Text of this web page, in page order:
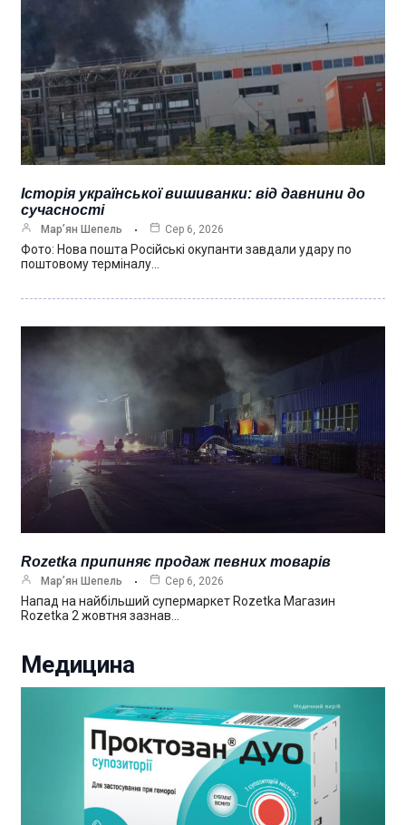
Історія української вишиванки: від давнини до
сучасності
Мар’ян Шепель Сер 6, 2026
Фото: Нова пошта Російські окупанти завдали удару по
поштовому терміналу…
Rozetka припиняє продаж певних товарів
Мар’ян Шепель Сер 6, 2026
Напад на найбільший супермаркет Rozetka Магазин
Rozetka 2 жовтня зазнав…
Медицина